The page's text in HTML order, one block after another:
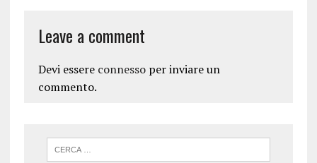
Leave a comment
Devi essere connessoper inviare un
commento.